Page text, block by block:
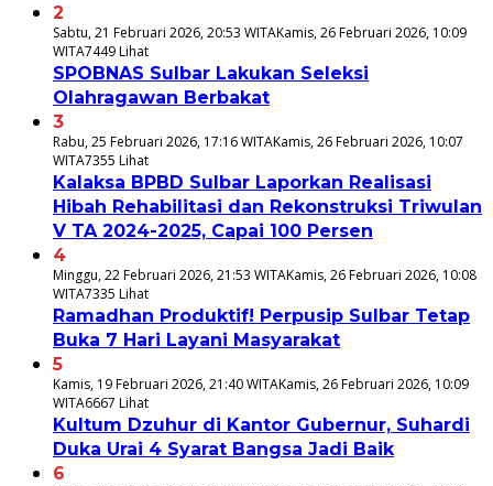
2
Sabtu, 21 Februari 2026, 20:53 WITAKamis, 26 Februari 2026, 10:09
WITA7449 Lihat
SPOBNAS Sulbar Lakukan Seleksi
Olahragawan Berbakat
3
Rabu, 25 Februari 2026, 17:16 WITAKamis, 26 Februari 2026, 10:07
WITA7355 Lihat
Kalaksa BPBD Sulbar Laporkan Realisasi
Hibah Rehabilitasi dan Rekonstruksi Triwulan
V TA 2024-2025, Capai 100 Persen
4
Minggu, 22 Februari 2026, 21:53 WITAKamis, 26 Februari 2026, 10:08
WITA7335 Lihat
Ramadhan Produktif! Perpusip Sulbar Tetap
Buka 7 Hari Layani Masyarakat
5
Kamis, 19 Februari 2026, 21:40 WITAKamis, 26 Februari 2026, 10:09
WITA6667 Lihat
Kultum Dzuhur di Kantor Gubernur, Suhardi
Duka Urai 4 Syarat Bangsa Jadi Baik
6